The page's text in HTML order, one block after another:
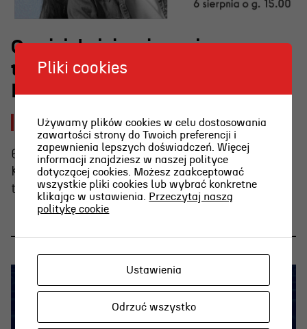
O najpiękniejszej scenie
teatralnej w Polsce w RADIU
KASZËBË
2026-08-03 [pon]
6 sierpnia o g. 15.00 Weronika Nawieśniak i
Krzysztof Berendt opowiedzą o emocjach
towarzyszących graniu na wieczornej plaży.
Pliki cookies
Używamy plików cookies w celu dostosowania
zawartości strony do Twoich preferencji i
zapewnienia lepszych doświadczeń. Więcej
informacji znajdziesz w naszej polityce
dotyczącej cookies. Możesz zaakceptować
wszystkie pliki cookies lub wybrać konkretne
klikając w ustawienia. Przeczytaj naszą
politykę cookie
Ustawienia
Odrzuć wszystko